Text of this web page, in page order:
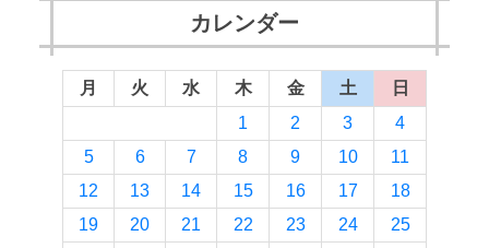
カレンダー
月 火 水 木 金 土
日
1
2 3
4
5
6 7 8 9 10
11
12
13 14 15 16 17
18
19
20 21 22 23 24
25